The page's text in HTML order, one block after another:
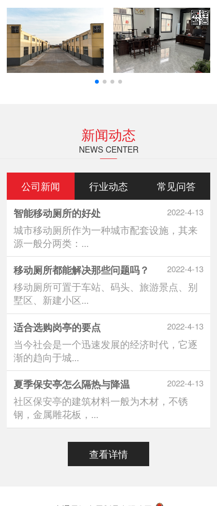
新闻动态
NEWS CENTER
公司新闻 行业动态 常见问答
2022-4-13
智能移动厕所的好处
城市移动厕所作为一种城市配套设施，其来
源一般分两类：...
2022-4-13
移动厕所都能解决那些问题吗？
移动厕所可置于车站、码头、旅游景点、别
墅区、新建小区...
2022-4-13
适合选购岗亭的要点
当今社会是一个迅速发展的经济时代，它逐
渐的趋向于城...
2022-4-13
夏季保安亭怎么隔热与降温
社区保安亭的建筑材料一般为木材，不锈
钢，金属雕花板，...
查看详情